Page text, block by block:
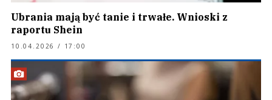
Ubrania mają być tanie i trwałe. Wnioski z
raportu Shein
10.04.2026 / 17:00